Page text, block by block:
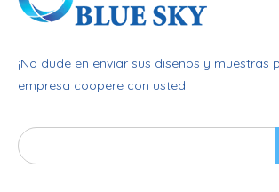
¡No dude en enviar sus diseños y muestras
empresa coopere con usted!